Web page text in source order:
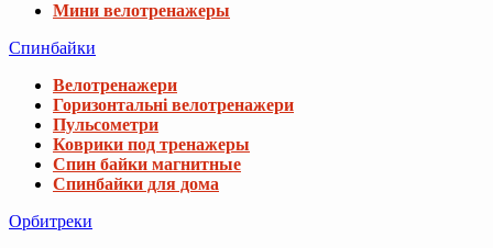
Мини велотренажеры
Спинбайки
Велотренажери
Горизонтальні велотренажери
Пульсометри
Коврики под тренажеры
Спин байки магнитные
Спинбайки для дома
Орбитреки